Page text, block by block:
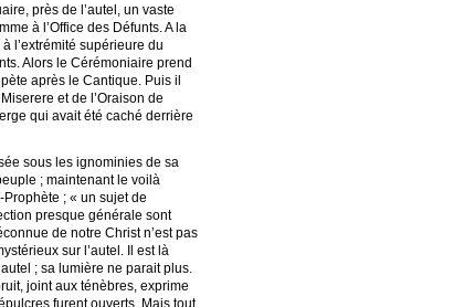
près de l’autel, un vaste
à l’Office des Défunts. A la
l’extrémité supérieure du
Alors le Cérémoniaire prend
après le Cantique. Puis il
et de l’Oraison de
qui avait été caché derrière
sous les ignominies de sa
; maintenant le voilà
; « un sujet de
presque générale sont
de notre Christ n’est pas
sur l’autel. Il est là
; sa lumière ne parait plus.
joint aux ténèbres, exprime
furent ouverts. Mais tout